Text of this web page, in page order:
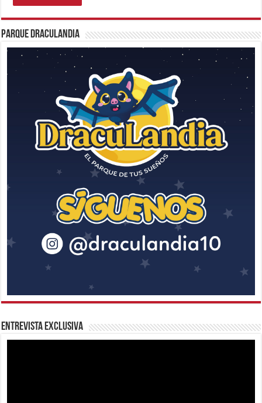
Parque Draculandia
Entrevista Exclusiva